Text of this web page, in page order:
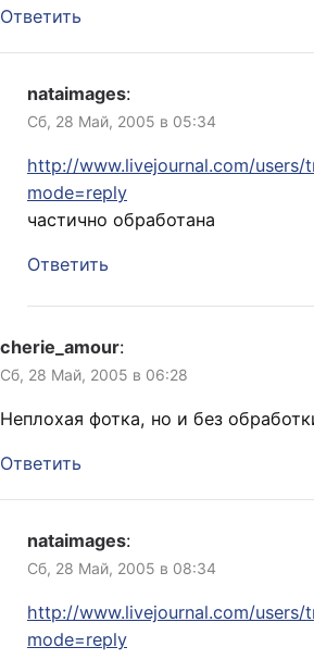
Ответить
nataimages:
Сб, 28 Май, 2005 в 05:34
http://www.livejournal.com/users/
mode=reply
частично обработана
Ответить
cherie_amour:
Сб, 28 Май, 2005 в 06:28
Неплохая фотка, но и без
Ответить
nataimages:
Сб, 28 Май, 2005 в 08:34
http://www.livejournal.com/users/
mode=reply